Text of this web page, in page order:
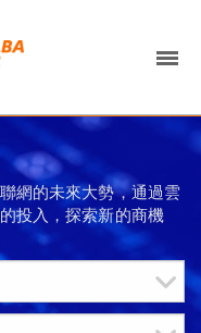
網的未來大勢，通過雲
投入，探索新的商機